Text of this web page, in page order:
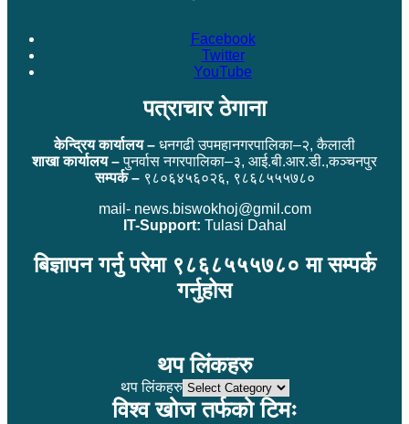
Facebook
Twitter
YouTube
पत्राचार ठेगाना
केन्द्रिय कार्यालय – धनगढी उपमहानगरपालिका–२, कैलाली
शाखा कार्यालय –पुनर्वास नगरपालिका–३, आई.बी.आर.डी.,कञ्चनपुर
सम्पर्क –९८०६४५६०२६, ९८६८५५५७८०
mail- news.biswokhoj@gmil.com
IT-Support: Tulasi Dahal
बिज्ञापन गर्नु परेमा ९८६८५५५७८० मा सम्पर्क
गर्नुहोस
थप लिंकहरु
थप लिंकहरु
विश्व खोज तर्फको टिमः